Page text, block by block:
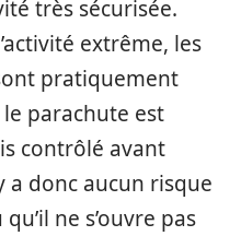
très sécurisée.
extrême, les
pratiquement
parachute est
contrôlé avant
a donc aucun risque
ne s’ouvre pas